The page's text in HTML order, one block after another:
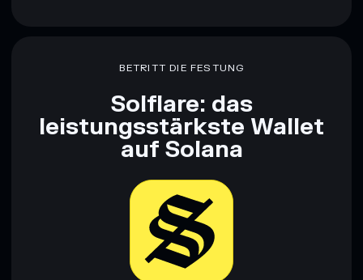
BETRITT DIE FESTUNG
Solflare: das
leistungsstärkste Wallet
auf Solana
Jetzt herunterladen